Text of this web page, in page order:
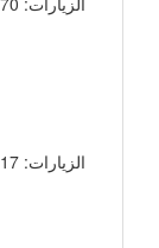
الزيارات: 16017 | التقييم: 0 | المقيّمين: 0 | المدينة